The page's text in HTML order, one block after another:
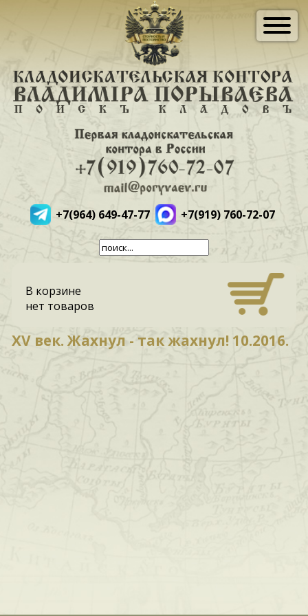
+7(964) 649-47-77 +7(919) 760-72-07
В корзине
нет товаров
XV век. Жахнул - так жахнул! 10.2016.